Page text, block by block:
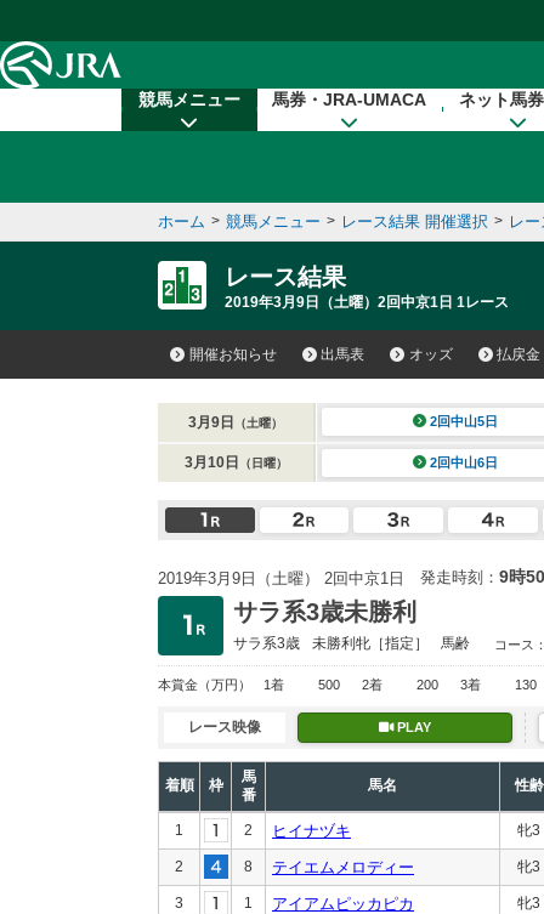
競馬メニュー 馬券・JRA-UMACA ネット馬
ホーム > 競馬メニュー > レース結果 開催選択 > レ
レース結果
2019年3月9日（土曜）2回中京1日 1レース
開催お知らせ 出馬表 オッズ 払戻金
3月9日 （土曜） 2回中山5日
3月10日 （日曜） 2回中山6日
2019年3月9日（土曜） 2回中京1日 発走時刻： 9時
サラ系3歳未勝利
サラ系3歳 未勝利牝［指定］ 馬齢 コース
本賞金 （万円） 1着 500 2着 200 3着 130
レース映像 PLAY
着順 枠
馬
番
馬名 性齢
1 2 ヒイナヅキ 牝3
2 8 テイエムメロディー 牝3
3 1 アイアムピッカピカ 牝3